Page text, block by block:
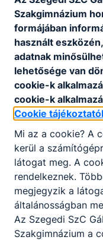
Eljárásrend
Szakgimnázium
formájában
használt
adatnak
lehetősége van
cookie-k
cookie-k
Cookie
Mi az a cookie? A
kerül a
látogat meg. A
rendelkeznek.
megjegyzik a
általánosságban
Az Szegedi SzC
Szakgimnázium a